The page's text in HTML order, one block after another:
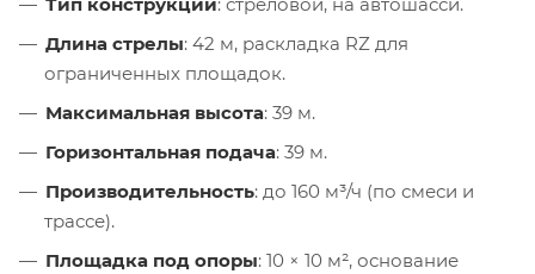
Тип конструкции: стреловой, на автошасси.
Длина стрелы: 42 м, раскладка RZ для
ограниченных площадок.
Максимальная высота: 39 м.
Горизонтальная подача: 39 м.
Производительность: до 160 м³/ч (по смеси и
трассе).
Площадка под опоры: 10 × 10 м², основание